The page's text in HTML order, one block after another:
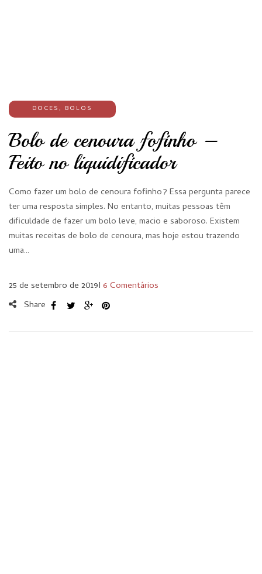
DOCES, BOLOS
Bolo de cenoura fofinho –
Feito no liquidificador
Como fazer um bolo de cenoura fofinho? Essa pergunta parece
ter uma resposta simples. No entanto, muitas pessoas têm
dificuldade de fazer um bolo leve, macio e saboroso. Existem
muitas receitas de bolo de cenoura, mas hoje estou trazendo
uma…
25 de setembro de 2019I 6 Comentários
Share